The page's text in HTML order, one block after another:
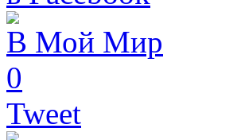
В Мой Мир
0
Tweet